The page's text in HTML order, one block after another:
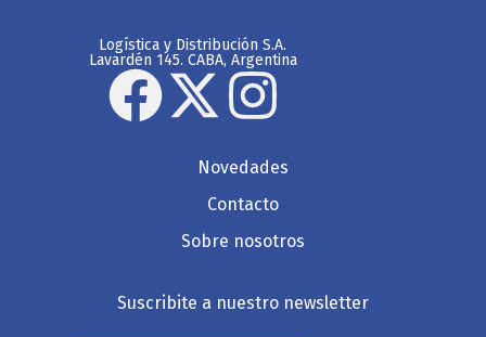
Logística y Distribución S.A.
Lavardén 145. CABA, Argentina
Novedades
Contacto
Sobre nosotros
Suscribite a nuestro newsletter